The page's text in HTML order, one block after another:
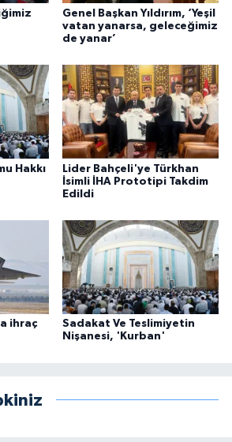
Genel Başkan Yıldırım, ‘Yeşil
vatan yanarsa, geleceğimiz
de yanar’
Hakkı
Lider Bahçeli'ye Türkhan
İsimli İHA Prototipi Takdim
Edildi
ihraç
Sadakat Ve Teslimiyetin
Nişanesi, 'Kurban'